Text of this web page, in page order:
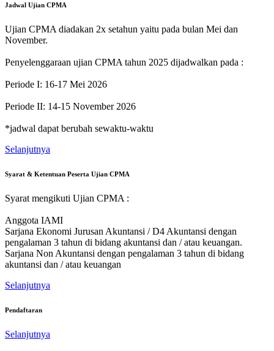
Jadwal Ujian CPMA
Ujian CPMA diadakan 2x setahun yaitu pada bulan Mei dan
November.
Penyelenggaraan ujian CPMA tahun 2025 dijadwalkan pada :
Periode I: 16-17 Mei 2026
Periode II: 14-15 November 2026
*jadwal dapat berubah sewaktu-waktu
Selanjutnya
Syarat & Ketentuan Peserta Ujian CPMA
Syarat mengikuti Ujian CPMA :
Anggota IAMI
Sarjana Ekonomi Jurusan Akuntansi / D4 Akuntansi dengan
pengalaman 3 tahun di bidang akuntansi dan / atau keuangan.
Sarjana Non Akuntansi dengan pengalaman 3 tahun di bidang
akuntansi dan / atau keuangan
Selanjutnya
Pendaftaran
Selanjutnya